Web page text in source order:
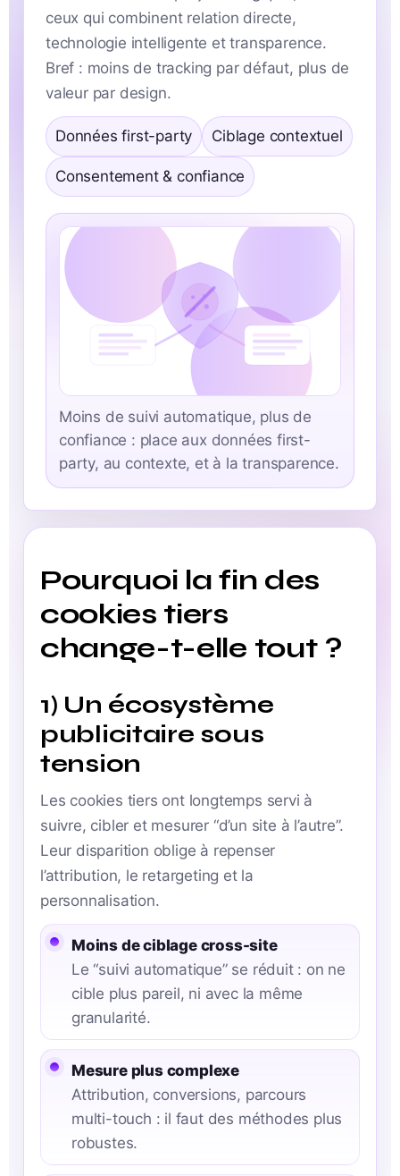
ceux qui combinent relation directe,
technologie intelligente et transparence.
Bref : moins de tracking par défaut, plus de
valeur par design.
Données first-party Ciblage contextuel
Consentement & confiance
Moins de suivi automatique, plus de
confiance : place aux données first-
party, au contexte, et à la transparence.
Pourquoi la fin des
cookies tiers
change-t-elle tout ?
1) Un écosystème
publicitaire sous
tension
Les cookies tiers ont longtemps servi à
suivre, cibler et mesurer “d’un site à l’autre”.
Leur disparition oblige à repenser
l’attribution, le retargeting et la
personnalisation.
Moins de ciblage cross-site
Le “suivi automatique” se réduit : on ne
cible plus pareil, ni avec la même
granularité.
Mesure plus complexe
Attribution, conversions, parcours
multi-touch : il faut des méthodes plus
robustes.